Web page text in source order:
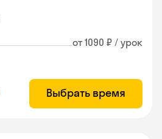
от 1090 ₽ / урок
Выбрать время